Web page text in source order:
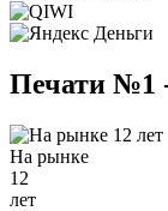
Печати №1 -
На рынке
12
лет